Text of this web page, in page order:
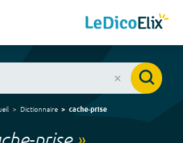
Dictionnaire cache-prise